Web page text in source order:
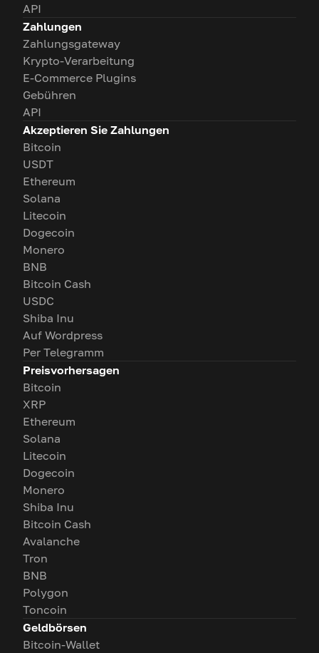
API
Zahlungen
Zahlungsgateway
Krypto-Verarbeitung
E-Commerce Plugins
Gebühren
API
Akzeptieren Sie Zahlungen
Bitcoin
USDT
Ethereum
Solana
Litecoin
Dogecoin
Monero
BNB
Bitcoin Cash
USDC
Shiba Inu
Auf Wordpress
Per Telegramm
Preisvorhersagen
Bitcoin
XRP
Ethereum
Solana
Litecoin
Dogecoin
Monero
Shiba Inu
Bitcoin Cash
Avalanche
Tron
BNB
Polygon
Toncoin
Geldbörsen
Bitcoin-Wallet